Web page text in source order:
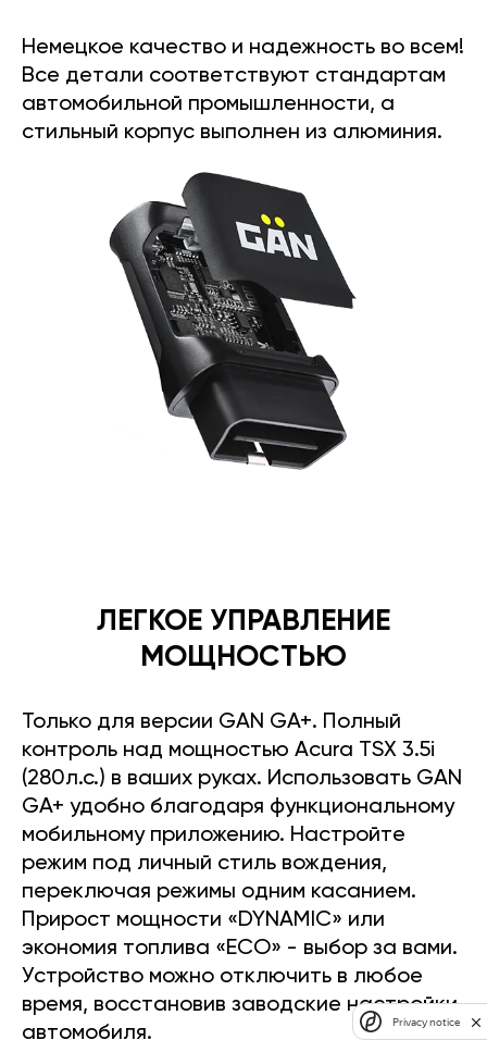
Немецкое качество и надежность во всем!
Все детали соответствуют стандартам
автомобильной промышленности, а
стильный корпус выполнен из алюминия.
ЛЕГКОЕ УПРАВЛЕНИЕ
МОЩНОСТЬЮ
Только для версии GAN GA+. Полный
контроль над мощностью Acura TSX 3.5i
(280л.с.) в ваших руках. Использовать GAN
GA+ удобно благодаря функциональному
мобильному приложению. Настройте
режим под личный стиль вождения,
переключая режимы одним касанием.
Прирост мощности «DYNAMIC» или
экономия топлива «ECO» - выбор за вами.
Устройство можно отключить в любое
время, восстановив заводские настройки
автомобиля.
Privacy notice